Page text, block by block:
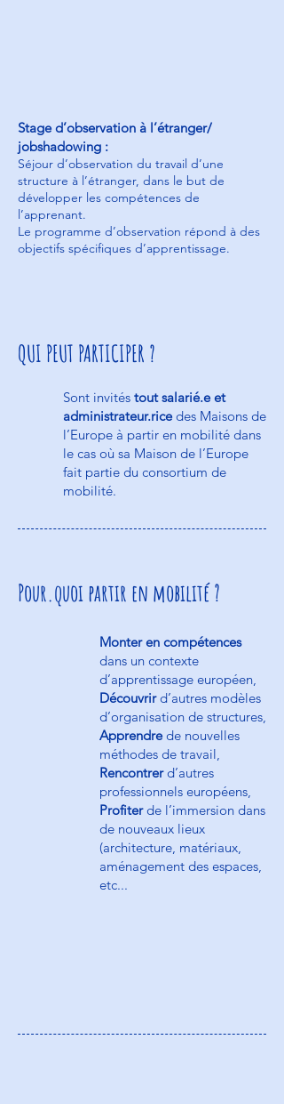
Stage d’observation à l’étranger/
jobshadowing :
Séjour d’observation du travail d’une
structure à l’étranger, dans le but de
développer les compétences de
l’apprenant.
Le programme d’observation répond à des
objectifs spécifiques d’apprentissage.
QUI PEUT PARTICIPER ?
Sont invités tout salarié.e et
administrateur.ricedes Maisons de
l’Europe à partir en mobilité dans
le cas où sa Maison de l’Europe
fait partie du consortium de
mobilité.
Pour.quoi partir en mobilité ?
Monter en compétences
dans un contexte
d’apprentissage européen,
Découvrird’autres modèles
d’organisation de structures,
Apprendrede nouvelles
méthodes de travail,
Rencontrerd’autres
professionnels européens,
Profiterde l’immersion dans
de nouveaux lieux
(architecture, matériaux,
aménagement des espaces,
etc...